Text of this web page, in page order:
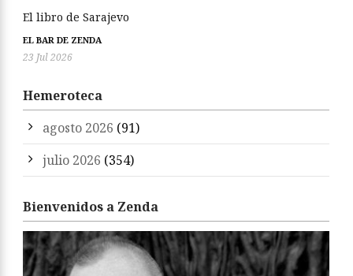
El libro de Sarajevo
EL BAR DE ZENDA
23 Jul 2026
Hemeroteca
agosto 2026 (91)
julio 2026 (354)
Bienvenidos a Zenda